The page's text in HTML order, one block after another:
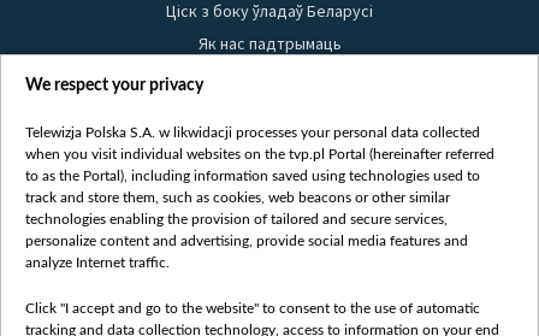
Ціск з боку ўладаў Беларусі
Як нас падтрымаць
Правілы выкарыстання матэрыялаў
Бяспека
Youtube
Белсат news
Белсат Shorts
Жэстачайшы мульт
We respect your privacy
Telewizja Polska S.A. w likwidacji processes your personal data collected
when you visit individual websites on the tvp.pl Portal (hereinafter referred
to as the Portal), including information saved using technologies used to
track and store them, such as cookies, web beacons or other similar
technologies enabling the provision of tailored and secure services,
personalize content and advertising, provide social media features and
analyze Internet traffic.
Click "I accept and go to the website" to consent to the use of automatic
tracking and data collection technology, access to information on your end